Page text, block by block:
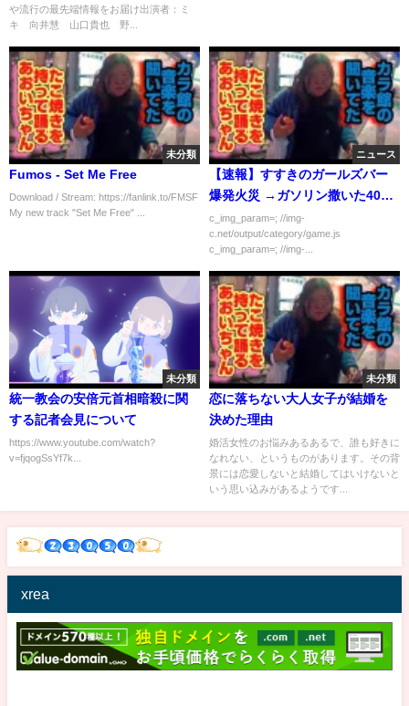
や流行の最先端情報をお届け出演者：ミ
キ 向井慧 山口貴也 野...
未分類
Fumos - Set Me Free
Download / Stream: https://fanlink.to/FMSF
My new track "Set Me Free" ...
ニュース
【速報】すすきのガールズバー
爆発火災 →ガソリン撒いた40代
男は20代従業員と交際トラブ
ル…
c_img_param=; //img-
c.net/output/category/game.js
c_img_param=; //img-...
未分類
統一教会の安倍元首相暗殺に関
する記者会見について
https://www.youtube.com/watch?
v=fjqogSsYf7k...
未分類
恋に落ちない大人女子が結婚を
決めた理由
婚活女性のお悩みあるあるで、誰も好きに
なれない、というものがあります。その背
景には恋愛しないと結婚してはいけないと
いう思い込みがあるようです...
xrea